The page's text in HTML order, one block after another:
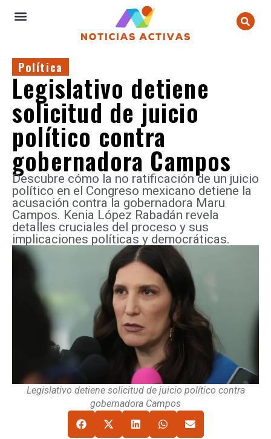
Política
Legislativo detiene
solicitud de juicio
político contra
gobernadora Campos
Descubre cómo la no ratificación de un juicio
político en el Congreso mexicano detiene la
acusación contra la gobernadora Maru
Campos. Kenia López Rabadán revela
detalles cruciales del proceso y sus
implicaciones políticas y democráticas.
Legislativo detiene solicitud de juicio político contra
gobernadora Campos